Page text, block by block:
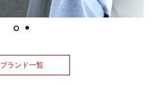
ブランド一覧